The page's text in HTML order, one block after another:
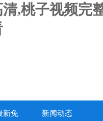
,桃子视频完
新免 新闻动态